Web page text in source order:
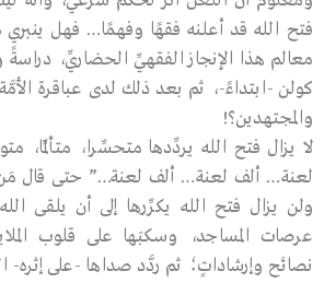
فتح الله قد أعلنه فقهًا وفهمًا… فهل
معالم هذا الإنجاز الفقهيِّ الحضاريِّ، دراسةً
كولن -ابتداءً-، ثم بعد ذلك لدى عباقرة
والمجتهدين؟!
لا يزال فتح الله يردِّدها متحسِّرا، متألِّما،
لعنة… ألف لعنة… ألف لعنة…” حتى قال
ولن يزال فتح الله يكرِّرها إلى أن يلقى
عرصات المساجد، وسكبَها على قلوب
نصائح وإرشاداتٍ؛ ثم ردَّد صداها -على إثره-